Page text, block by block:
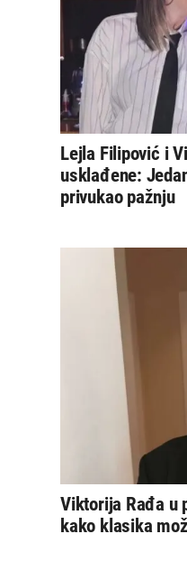
Lejla Filipović i
usklađene:
privukao pažnju
Viktorija Rađa u
kako klasika